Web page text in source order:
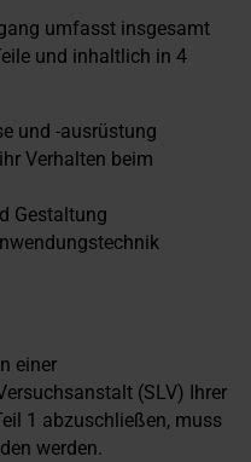
umfasst insgesamt
und inhaltlich in 4
und -ausrüstung
Verhalten beim
Gestaltung
einer
(SLV) Ihrer
1 abzuschließen, muss
werden.